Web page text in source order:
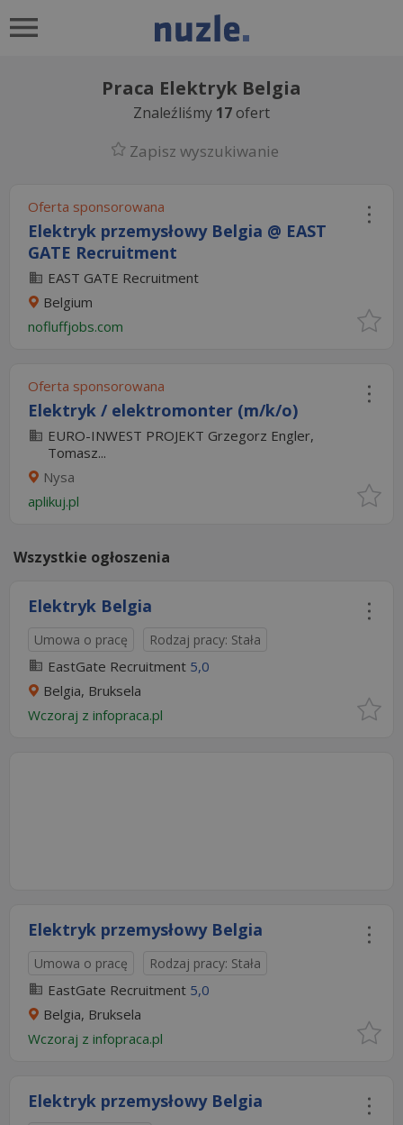
Praca Elektryk Belgia
Znaleźliśmy 17 ofert
Zapisz wyszukiwanie
Oferta sponsorowana
Elektryk przemysłowy Belgia @ EAST
GATE Recruitment
EAST GATE Recruitment
Belgium
nofluffjobs.com
Oferta sponsorowana
Elektryk / elektromonter (m/k/o)
EURO-INWEST PROJEKT Grzegorz Engler,
Tomasz...
Nysa
aplikuj.pl
Wszystkie ogłoszenia
Elektryk Belgia
Umowa o pracę Rodzaj pracy: Stała
EastGate Recruitment 5,0
Belgia, Bruksela
Wczoraj z infopraca.pl
Elektryk przemysłowy Belgia
Umowa o pracę Rodzaj pracy: Stała
EastGate Recruitment 5,0
Belgia, Bruksela
Wczoraj z infopraca.pl
Elektryk przemysłowy Belgia